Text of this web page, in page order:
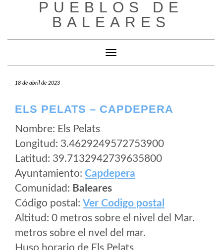
PUEBLOS DE
BALEARES
Cambiar modo de navegación
18 de abril de 2023
ELS PELATS – CAPDEPERA
Nombre: Els Pelats
Longitud: 3.4629249572753900
Latitud: 39.7132942739635800
Ayuntamiento: Capdepera
Comunidad: Baleares
Código postal: Ver Codigo postal
Altitud: 0 metros sobre el nivel del Mar.
metros sobre el nvel del mar.
Huso horario de Els Pelats